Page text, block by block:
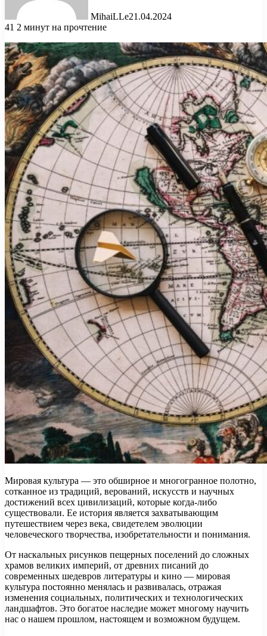
MihaiLLe21.04.2024
41 2 минут на прочтение
Мировая культура — это обширное и многогранное полотно,
сотканное из традиций, верований, искусств и научных
достижений всех цивилизаций, которые когда-либо
существовали. Ее история является захватывающим
путешествием через века, свидетелем эволюции
человеческого творчества, изобретательности и понимания.
От наскальных рисунков пещерных поселений до сложных
храмов великих империй, от древних писаний до
современных шедевров литературы и кино — мировая
культура постоянно менялась и развивалась, отражая
изменения социальных, политических и технологических
ландшафтов. Это богатое наследие может многому научить
нас о нашем прошлом, настоящем и возможном будущем.